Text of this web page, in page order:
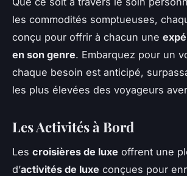
les commodités somptueuses,
conçu pour offrir à chacun une
en son genre. Embarquez pour un
chaque besoin est anticipé,
les plus élevées des voyageurs
Les Activités à Bord
Les croisières de luxe offrent une
d’activités de luxe conçues pour